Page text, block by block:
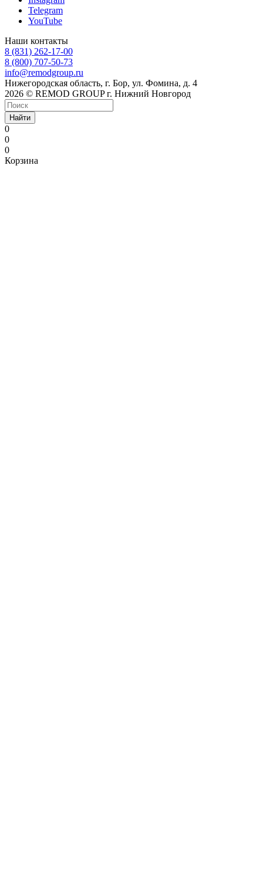
Telegram
YouTube
Наши контакты
8 (831) 262-17-00
8 (800) 707-50-73
info@remodgroup.ru
Нижегородская область, г. Бор, ул. Фомина, д. 4
2026 © REMOD GROUP г. Нижний Новгород
Найти
0
0
0
Корзина